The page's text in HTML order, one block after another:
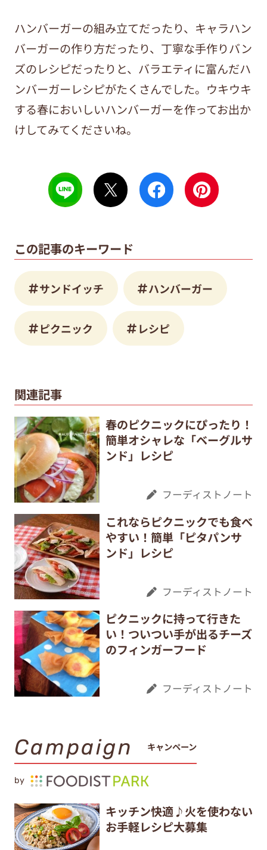
ハンバーガーの組み立てだったり、キャラハン
バーガーの作り方だったり、丁寧な手作りバン
ズのレシピだったりと、バラエティに富んだハ
ンバーガーレシピがたくさんでした。ウキウキ
する春においしいハンバーガーを作ってお出か
けしてみてくださいね。
この記事のキーワード
サンドイッチ ハンバーガー
ピクニック レシピ
関連記事
春のピクニックにぴったり！
簡単オシャレな「ベーグルサ
ンド」レシピ
フーディストノート
これならピクニックでも食べ
やすい！簡単「ピタパンサ
ンド」レシピ
フーディストノート
ピクニックに持って行きた
い！ついつい手が出るチーズ
のフィンガーフード
フーディストノート
Campaign キャンペーン
by
キッチン快適♪火を使わない
お手軽レシピ大募集